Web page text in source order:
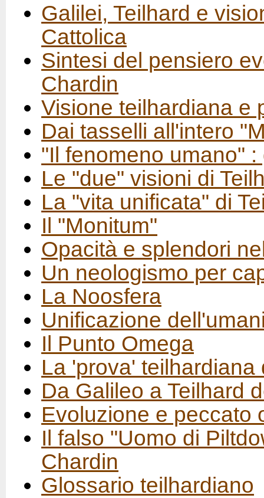
Galilei, Teilhard e
Cattolica
Sintesi del pensiero
Chardin
Visione teilhardiana e
Dai tasselli all'intero
"Il fenomeno umano"
Le "due" visioni di
La "vita unificata" di
Il "Monitum"
Opacità e splendori
Un neologismo per
La Noosfera
Unificazione
Il Punto Omega
La 'prova'
Da Galileo a Teilhard
Evoluzione e peccato
Il falso "Uomo di
Chardin
Glossario teilhardiano